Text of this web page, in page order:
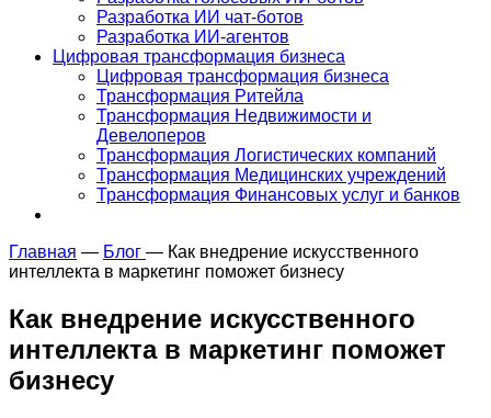
Разработка ИИ чат-ботов
Разработка ИИ-агентов
Цифровая трансформация бизнеса
Цифровая трансформация бизнеса
Трансформация Ритейла
Трансформация Недвижимости и
Девелоперов
Трансформация Логистических компаний
Трансформация Медицинских учреждений
Трансформация Финансовых услуг и банков
Главная — Блог — Как внедрение искусственного
интеллекта в маркетинг поможет бизнесу
Как внедрение искусственного
интеллекта в маркетинг поможет
бизнесу